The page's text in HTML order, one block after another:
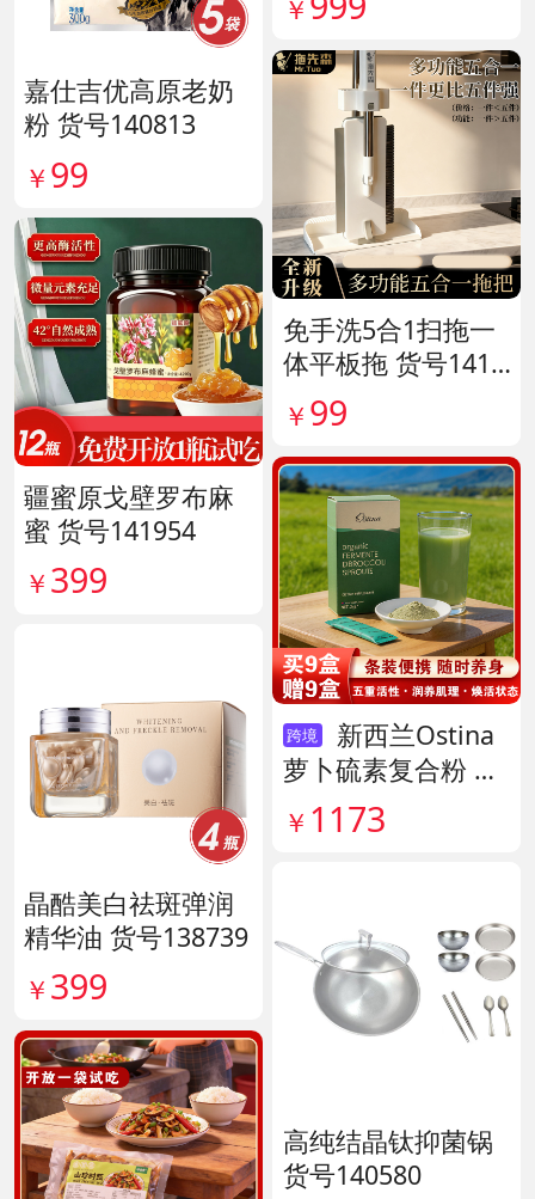
嘉仕吉优高原老奶
粉 货号140813
￥ 99
疆蜜原戈壁罗布麻
蜜 货号141954
￥ 399
晶酷美白祛斑弹润
精华油 货号138739
￥ 399
￥
免手洗5合1扫拖一
体平板拖 货号1415
￥ 99
跨境
新西兰Ostina
萝卜硫素复合粉 货
号141959
￥ 1173
高纯结晶钛抑菌锅
货号140580